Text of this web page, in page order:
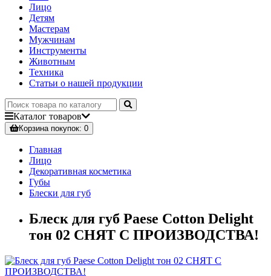
Лицо
Детям
Мастерам
Мужчинам
Инструменты
Животным
Техника
Статьи о нашей продукции
Каталог товаров
Корзинапокупок: 0
Главная
Лицо
Декоративная косметика
Губы
Блески для губ
Блеск для губ Paese Cotton Delight
тон 02 СНЯТ С ПРОИЗВОДСТВА!